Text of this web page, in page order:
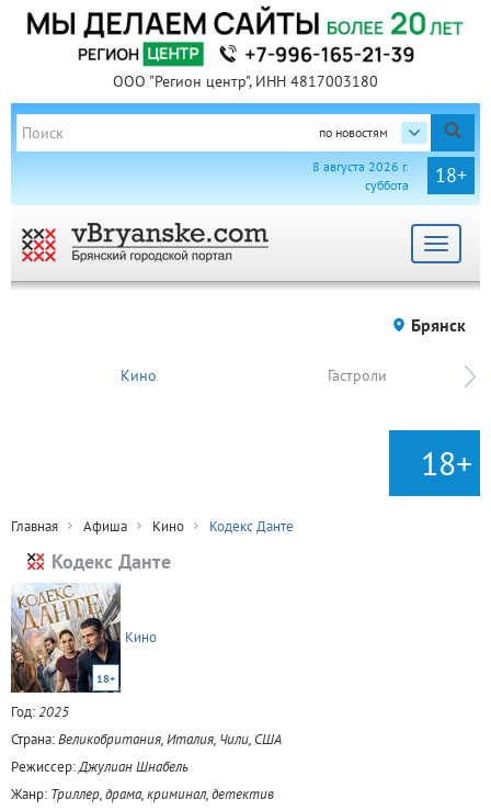
ООО "Регион центр", ИНН 4817003180
по новостям
18+
8 августа 2026 г.
суббота
Toggle
Брянск
Кино Гастроли
18+
Главная Афиша Кино Кодекс Данте
Кодекс Данте
18+
Кино
Год:2025
Страна:Великобритания, Италия, Чили, США
Режиссер:Джулиан Шнабель
Жанр: Триллер, драма, криминал, детектив